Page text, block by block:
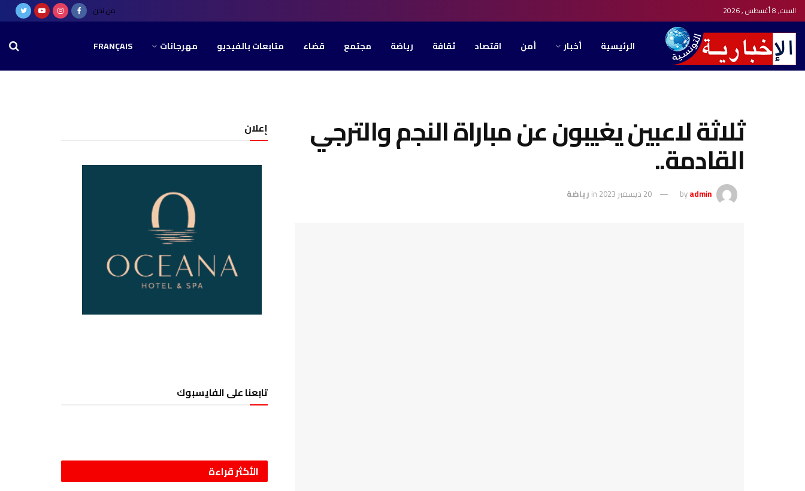
السبت, 8 أغسطس , 2026 من نحن
الرئيسية أخبار أمن اقتصاد ثقافة رياضة مجتمع قضاء متابعات بالفيديو مهرجانات FRANÇAIS
ثلاثة لاعبين يغيبون عن مباراة النجم والترجي
القادمة..
byadmin 20 ديسمبر 2023 in رياضة
إعلان
تابعنا على الفايسبوك
الأكثر قراءة